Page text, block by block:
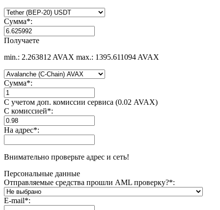
Сумма*:
Получаете
min.: 2.263812 AVAX max.: 1395.611094 AVAX
Сумма*:
С учетом доп. комиссии сервиса (0.02 AVAX)
С комиссией*:
На адрес*:
Внимательно проверьте адрес и сеть!
Персональные данные
Отправляемые средства прошли AML проверку?*:
E-mail*: